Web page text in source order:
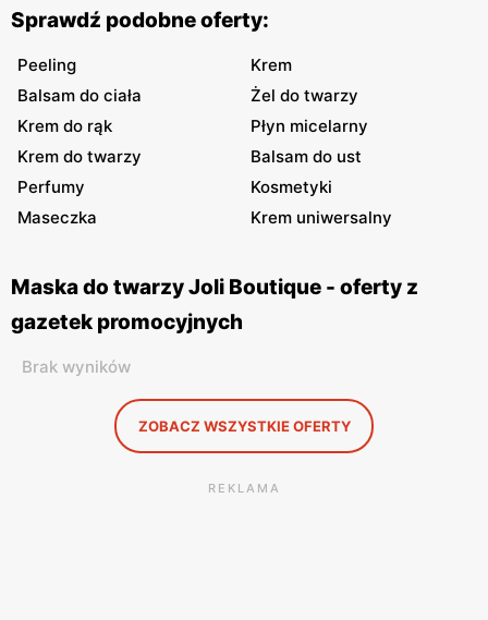
Sprawdź podobne oferty:
Peeling
Krem
Balsam do ciała
Żel do twarzy
Krem do rąk
Płyn micelarny
Krem do twarzy
Balsam do ust
Perfumy
Kosmetyki
Maseczka
Krem uniwersalny
Maska do twarzy Joli Boutique - oferty z
gazetek promocyjnych
Brak wyników
ZOBACZ WSZYSTKIE OFERTY
REKLAMA